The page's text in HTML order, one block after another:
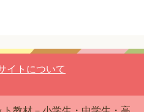
イトについて